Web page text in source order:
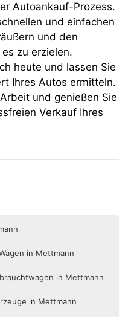
Autoankauf-Prozess.
und einfachen
und den
zu erzielen.
heute und lassen Sie
Ihres Autos ermitteln.
und genießen Sie
Verkauf Ihres
in Mettmann
in Mettmann
in Mettmann